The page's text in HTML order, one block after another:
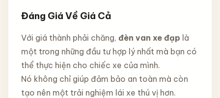
Đáng Giá Về Giá Cả
Với giá thành phải chăng, đèn van xe đạp là
một trong những đầu tư hợp lý nhất mà bạn có
thể thực hiện cho chiếc xe của mình.
Nó không chỉ giúp đảm bảo an toàn mà còn
tạo nên một trải nghiệm lái xe thú vị hơn.